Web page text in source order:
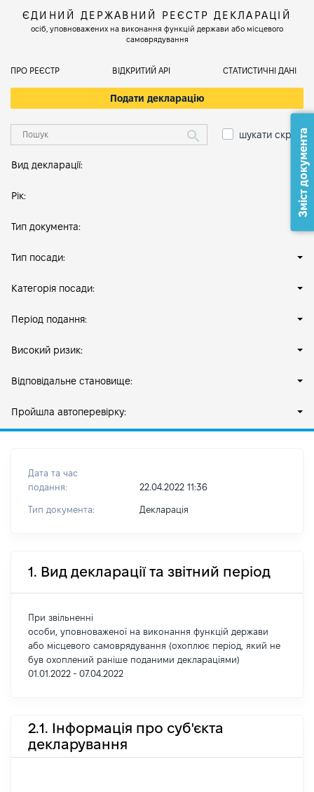
ЄДИНИЙ ДЕРЖАВНИЙ РЕЄСТР ДЕКЛАРАЦІЙ
осіб, уповноважених на виконання функцій держави або місцевого
самоврядування
ПРО РЕЄСТР ВІДКРИТИЙ АРІ СТАТИСТИЧНІ ДАНІ
Подати декларацію
шукати скрізь
Вид декларації:
Рік:
Тип документа:
Тип посади:
Категорія посади:
Період подання:
Високий ризик:
Відповідальне становище:
Пройшла автоперевірку:
Дата та час
подання:
22.04.2022 11:36
Тип документа: Декларація
1. Вид декларації та звітний період
При звільненні
особи, уповноваженої на виконання функцій держави
або місцевого самоврядування (охоплює період, який не
був охоплений раніше поданими деклараціями)
01.01.2022 - 07.04.2022
2.1. Інформація про суб'єкта
декларування
Зміст документа